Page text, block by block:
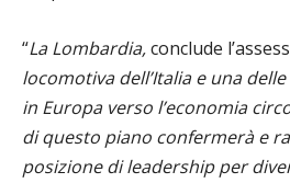
“La Lombardia,conclude
locomotiva dell’Italia e una
in Europa verso l’economia
di questo piano confermerà e
posizione di leadership per